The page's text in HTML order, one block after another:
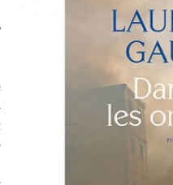
CARAVELLE
CARAVELLE
PODCAST